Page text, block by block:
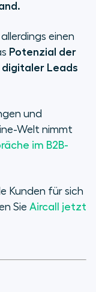
einen
Potenzial der
Leads
und
Welt nimmt
im B2B-
Kunden für sich
Sie Aircall jetzt